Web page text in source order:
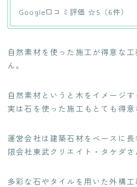
Google口コミ評価 ☆5（6件）
自然素材を使った施工が得意な工
ん。
自然素材というと木をイメージす
実は石を使った施工もとても得意
運営会社は建築石材をベースに
限会社東武クリエイト・タケダさ
多彩な石やタイルを用いた外構